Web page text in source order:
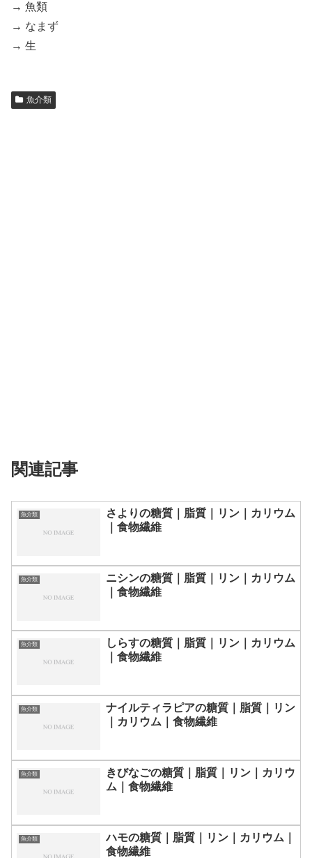
→ 魚類
→ なまず
→ 生
魚介類
関連記事
魚介類
さよりの糖質｜脂質｜リン｜カリウム
｜食物繊維
魚介類
ニシンの糖質｜脂質｜リン｜カリウム
｜食物繊維
魚介類
しらすの糖質｜脂質｜リン｜カリウム
｜食物繊維
魚介類
ナイルティラピアの糖質｜脂質｜リン
｜カリウム｜食物繊維
魚介類
きびなごの糖質｜脂質｜リン｜カリウ
ム｜食物繊維
魚介類
ハモの糖質｜脂質｜リン｜カリウム｜
食物繊維